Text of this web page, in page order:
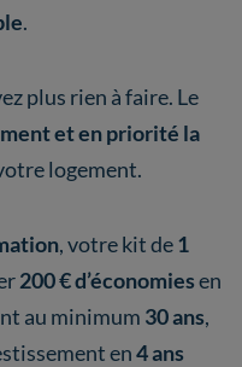
.
plus rien à faire. Le
et en priorité la
logement.
, votre kit de1
200 € d’économiesen
au minimum 30 ans,
en4 ans